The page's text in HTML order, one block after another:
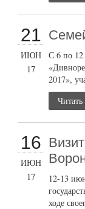
21
ИЮН
17
С 6 по
2017»,
Читать
16
ИЮН
17
12-13
ходе